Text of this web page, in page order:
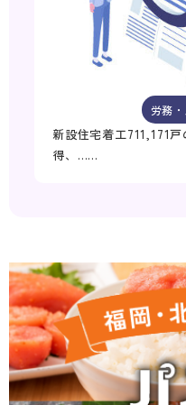
労務
新設住宅着工711,171
得、……